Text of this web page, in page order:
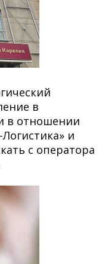
в
в отношении
и
с оператора